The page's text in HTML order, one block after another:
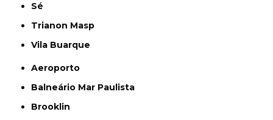
Sé
Trianon Masp
Vila Buarque
Aeroporto
Balneário Mar Paulista
Brooklin